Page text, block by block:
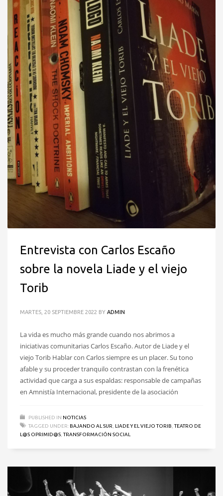
Entrevista con Carlos Escaño
sobre la novela Liade y el viejo
Torib
MARTES, 20 SEPTIEMBRE 2022 BY ADMIN
La vida es mucho más grande cuando nos abrimos a
iniciativas comunitarias Carlos Escaño. Autor de Liade y el
viejo Torib Hablar con Carlos siempre es un placer. Su tono
afable y su proceder tranquilo contrastan con la frenética
actividad que carga a sus espaldas: responsable de campañas
en Amnistía Internacional, presidente de la asociación
PUBLISHED IN NOTICIAS
TAGGED UNDER: BAJANDO AL SUR, LIADE Y EL VIEJO TORIB,TEATRO DE
L@S OPRIMID@S,TRANSFORMACIÓN SOCIAL